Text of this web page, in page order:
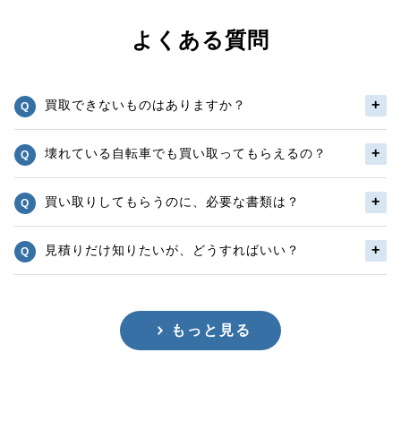
よくある質問
買取できないものはありますか？
壊れている自転車でも買い取ってもらえるの？
買い取りしてもらうのに、必要な書類は？
見積りだけ知りたいが、どうすればいい？
もっと見る